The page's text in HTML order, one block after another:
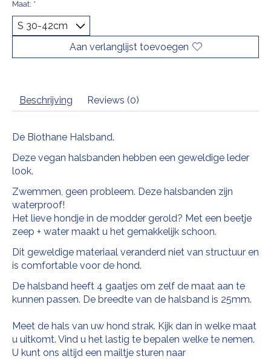
Maat: *
Aan verlanglijst toevoegen
Beschrijving Reviews (0)
De Biothane Halsband.
Deze vegan halsbanden hebben een geweldige leder
look.
Zwemmen, geen probleem. Deze halsbanden zijn
waterproof!
Het lieve hondje in de modder gerold? Met een beetje
zeep + water maakt u het gemakkelijk schoon.
Dit geweldige materiaal veranderd niet van structuur en
is comfortable voor de hond.
De halsband heeft 4 gaatjes om zelf de maat aan te
kunnen passen. De breedte van de halsband is 25mm.
Meet de hals van uw hond strak. Kijk dan in welke maat
u uitkomt. Vind u het lastig te bepalen welke te nemen.
U kunt ons altijd een mailtje sturen naar